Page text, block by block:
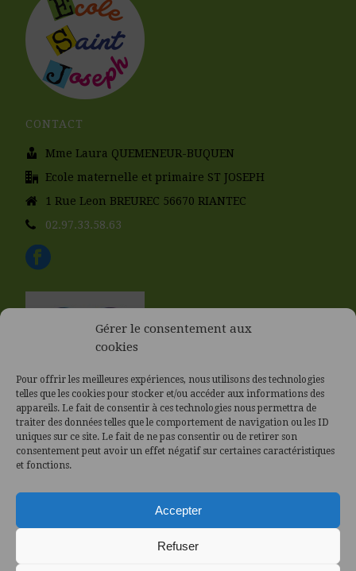
Gérer le consentement aux
cookies
Pour offrir les meilleures expériences, nous utilisons des technologies
telles que les cookies pour stocker et/ou accéder aux informations des
appareils. Le fait de consentir à ces technologies nous permettra de
traiter des données telles que le comportement de navigation ou les ID
uniques sur ce site. Le fait de ne pas consentir ou de retirer son
consentement peut avoir un effet négatif sur certaines caractéristiques
et fonctions.
Accepter
Refuser
CONTACT
Mme Laura QUEMENEUR-BUQUEN
Ecole maternelle et primaire ST JOSEPH
1 Rue Leon BREUREC 56670 RIANTEC
02.97.33.58.63